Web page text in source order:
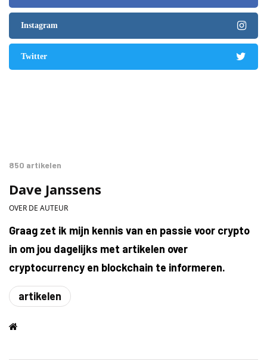
Instagram
Twitter
850 artikelen
Dave Janssens
OVER DE AUTEUR
Graag zet ik mijn kennis van en passie voor crypto
in om jou dagelijks met artikelen over
cryptocurrency en blockchain te informeren.
artikelen